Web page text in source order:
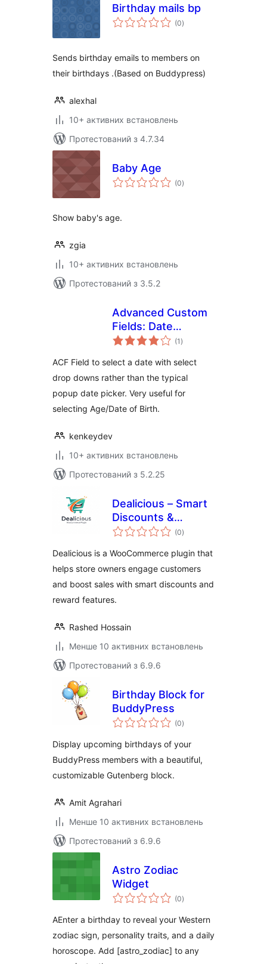
Birthday mails bp
(0загальний
рейтинг
)
Sends birthday emails to members on
their birthdays .(Based on Buddypress)
alexhal
10+ активних встановлень
Протестований з 4.7.34
Baby Age
(0загальний
рейтинг
)
Show baby's age.
zgia
10+ активних встановлень
Протестований з 3.5.2
Advanced Custom
Fields: Date
Selector
(1 загальний
рейтинг
)
ACF Field to select a date with select
drop downs rather than the typical
popup date picker. Very useful for
selecting Age/Date of Birth.
kenkeydev
10+ активних встановлень
Протестований з 5.2.25
Dealicious – Smart
Discounts &
Rewards for (0загальний
рейтинг
)
Dealicious is a WooCommerce plugin that
helps store owners engage customers
and boost sales with smart discounts and
reward features.
Rashed Hossain
Менше 10 активних встановлень
Протестований з 6.9.6
Birthday Block for
BuddyPress
(0загальний
рейтинг
)
Display upcoming birthdays of your
BuddyPress members with a beautiful,
customizable Gutenberg block.
Amit Agrahari
Менше 10 активних встановлень
Протестований з 6.9.6
Astro Zodiac
Widget
(0загальний
рейтинг
)
AEnter a birthday to reveal your Western
zodiac sign, personality traits, and a daily
horoscope. Add [astro_zodiac] to any